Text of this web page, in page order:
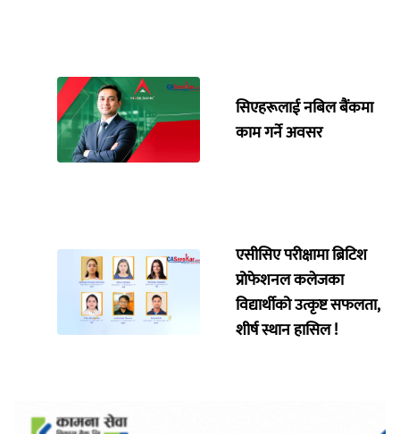
सिएहरूलाई नबिल बैंकमा
काम गर्ने अवसर
एसीसिए परीक्षामा ब्रिटिश
प्रोफेशनल कलेजका
विद्यार्थीको उत्कृष्ट सफलता,
शीर्ष स्थान हासिल !